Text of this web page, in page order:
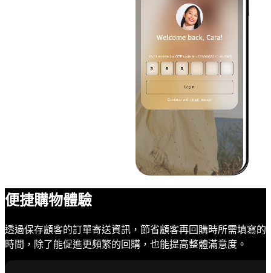
便捷購物體驗
透過保存顧客的訂單寄送資訊，節省顧客再回購時所需填寫的
時間，除了能促進更頻繁的回購，也能提高整體滿意度。